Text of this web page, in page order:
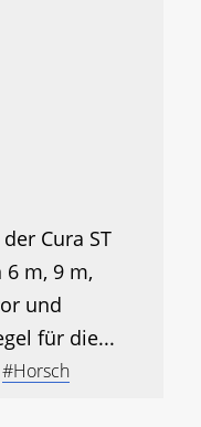
Cura ST
m, 9 m,
und
für die...
#Horsch